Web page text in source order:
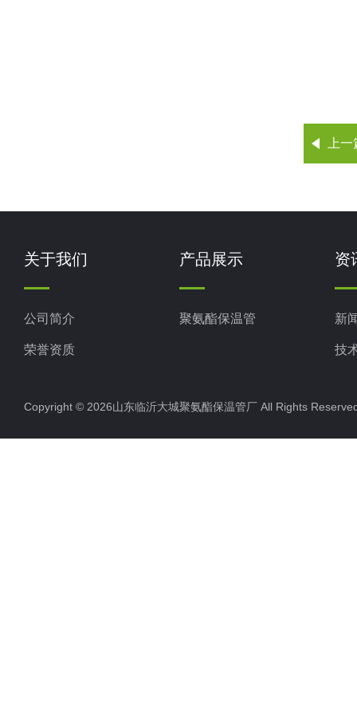
上
关于我们
公司简介
荣誉资质
产品展示
聚氨酯保温管
资
新
技
Copyright © 2026山东临沂大城聚氨酯保温管厂 All Rights